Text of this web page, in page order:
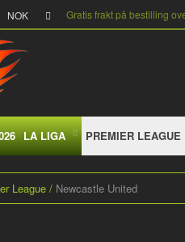
NOK Gratis frakt på bestilling
LA LIGA PREMIER LEAGUE
League Newcastle United